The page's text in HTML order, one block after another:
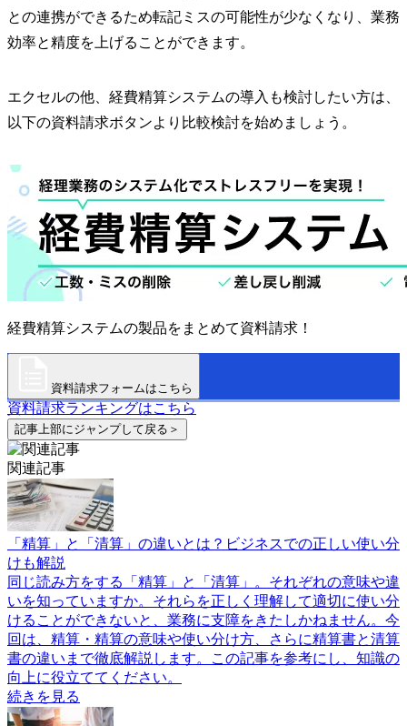
との連携ができるため転記ミスの可能性が少なくなり、業務
効率と精度を上げることができます。
エクセルの他、経費精算システムの導入も検討したい方は、
以下の資料請求ボタンより比較検討を始めましょう。
経費精算システムの製品をまとめて資料請求！
資料請求フォームはこちら
資料請求ランキングはこちら
記事上部にジャンプして戻る＞
関連記事
「精算」と「清算」の違いとは？ビジネスでの正しい使い分
けも解説
同じ読み方をする「精算」と「清算」。それぞれの意味や違
いを知っていますか。それらを正しく理解して適切に使い分
けることができないと、業務に支障をきたしかねません。今
回は、精算・精算の意味や使い分け方、さらに精算書と清算
書の違いまで徹底解説します。この記事を参考にし、知識の
向上に役立ててください。
続きを見る